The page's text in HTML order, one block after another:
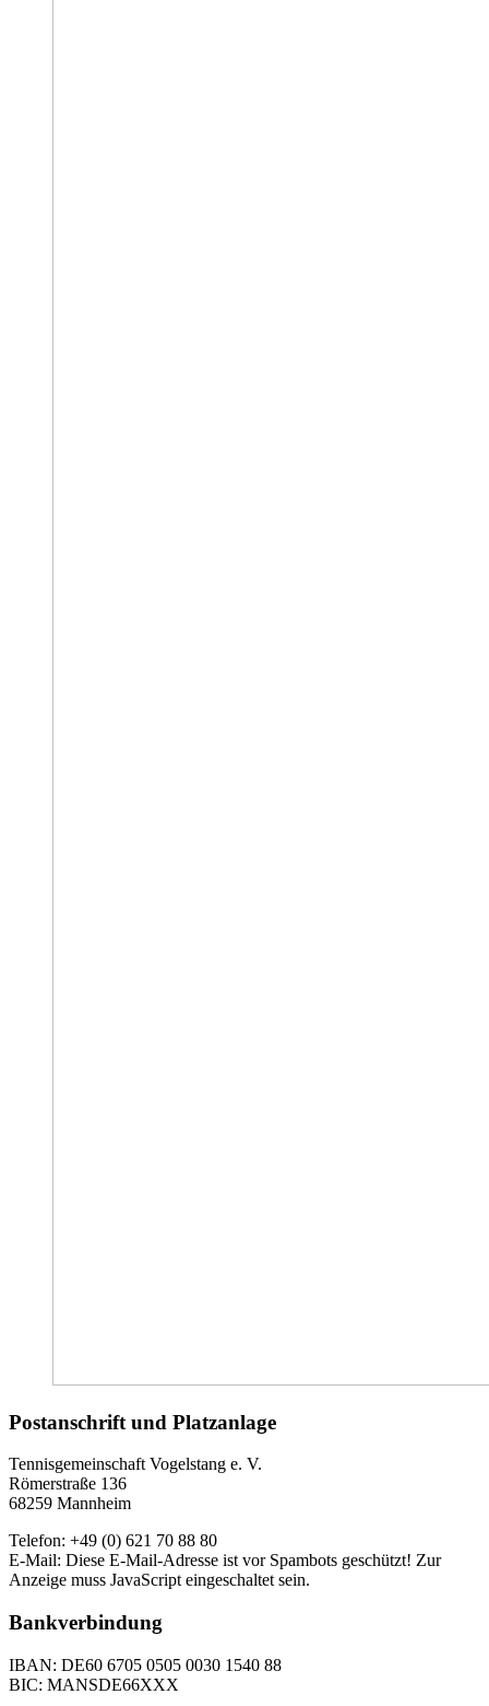
Postanschrift und Platzanlage
Tennisgemeinschaft Vogelstang e. V.
Römerstraße 136
68259 Mannheim
Telefon: +49 (0) 621 70 88 80
E-Mail: Diese E-Mail-Adresse ist vor Spambots geschützt! Zur
Anzeige muss JavaScript eingeschaltet sein.
Bankverbindung
IBAN: DE60 6705 0505 0030 1540 88
BIC: MANSDE66XXX